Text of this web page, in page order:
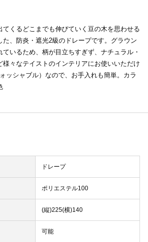
てくるどこまでも伸びていく豆の木を思わせる
た、防炎・遮光2級のドレープです。グラウン
ているため、柄が目立ちすぎず、ナチュラル・
様々なテイストのインテリアにお使いいただけ
ッシャブル）なので、お手入れも簡単。カラ
ドレープ
ポリエステル100
(縦)225(横)140
可能